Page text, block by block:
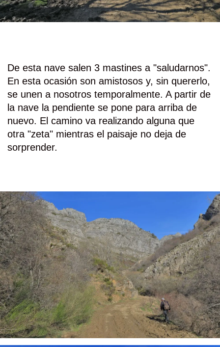
De esta nave salen 3 mastines a "saludarnos".
En esta ocasión son amistosos y, sin quererlo,
se unen a nosotros temporalmente. A partir de
la nave la pendiente se pone para arriba de
nuevo. El camino va realizando alguna que
otra "zeta" mientras el paisaje no deja de
sorprender.